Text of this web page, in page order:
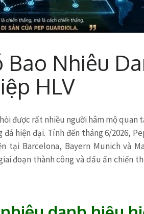
Bao Nhiêu
HLV
được rất nhiều người hâm mộ quan
hiện đại. Tính đến tháng 6/2026,
Barcelona, Bayern Munich và
đoạn thành công và dấu ấn chiến